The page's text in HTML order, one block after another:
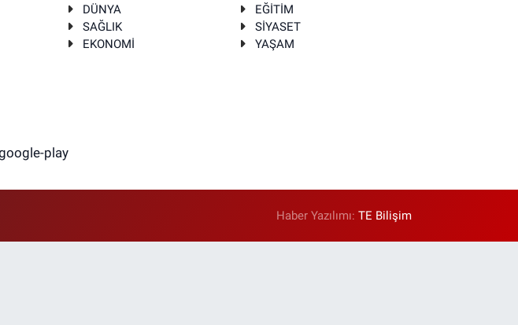
DÜNYA
EĞİTİM
SAĞLIK
SİYASET
EKONOMİ
YAŞAM
Haber Yazılımı:TE Bilişim